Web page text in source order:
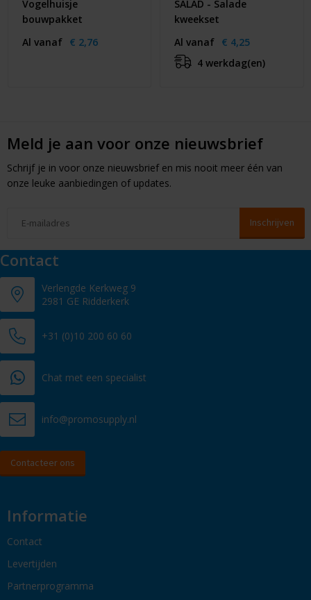
Vogelhuisje
bouwpakket
Al vanaf € 2,76
SALAD - Salade
kweekset
Al vanaf € 4,25
4 werkdag(en)
Meld je aan voor onze nieuwsbrief
Schrijf je in voor onze nieuwsbrief en mis nooit meer één van
onze leuke aanbiedingen of updates.
Contact
Verlengde Kerkweg 9
2981 GE Ridderkerk
+31 (0)10 200 60 60
Chat met een specialist
info@promosupply.nl
Contacteer ons
Informatie
Contact
Levertijden
Partnerprogramma